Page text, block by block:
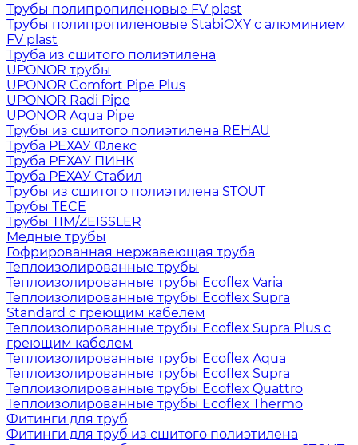
Трубы полипропиленовые FV plast
Трубы полипропиленовые StabiOXY с алюминием
FV plast
Труба из сшитого полиэтилена
UPONOR трубы
UPONOR Comfort Pipe Plus
UPONOR Radi Pipe
UPONOR Aqua Pipe
Трубы из сшитого полиэтилена REHAU
Труба РЕХАУ Флекс
Труба РЕХАУ ПИНК
Труба РЕХАУ Стабил
Трубы из сшитого полиэтилена STOUT
Трубы TECE
Трубы TIM/ZEISSLER
Медные трубы
Гофрированная нержавеющая труба
Теплоизолированные трубы
Теплоизолированные трубы Ecoflex Varia
Теплоизолированные трубы Ecoflex Supra
Standard с греющим кабелем
Теплоизолированные трубы Ecoflex Supra Plus с
греющим кабелем
Теплоизолированные трубы Ecoflex Aqua
Теплоизолированные трубы Ecoflex Supra
Теплоизолированные трубы Ecoflex Quattro
Теплоизолированные трубы Ecoflex Thermo
Фитинги для труб
Фитинги для труб из сшитого полиэтилена